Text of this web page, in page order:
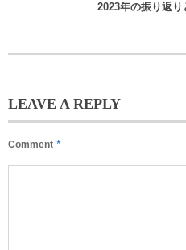
2023年の振り返り
LEAVE A REPLY
Comment *